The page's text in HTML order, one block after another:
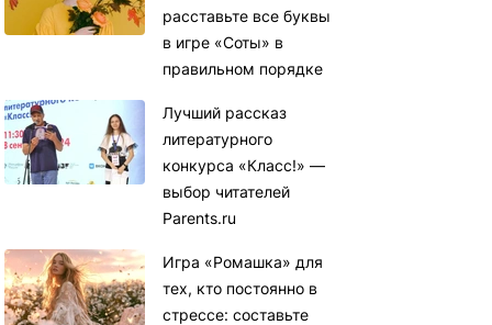
расставьте все буквы
в игре «Соты» в
правильном порядке
Лучший рассказ
литературного
конкурса «Класс!» —
выбор читателей
Parents.ru
Игра «Ромашка» для
тех, кто постоянно в
стрессе: составьте